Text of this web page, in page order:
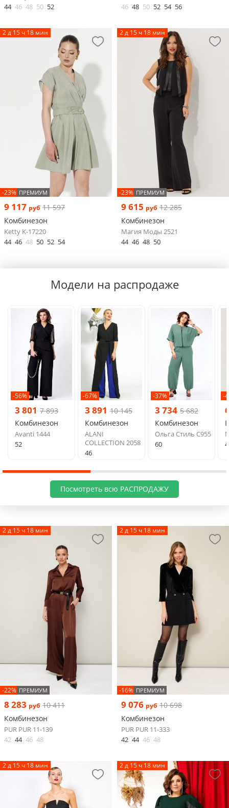
44 46 48 50 52
46 48 50 52 54 56
2 д 15 ч 18 мин
-23% ПРЕМИУМ
9 117 руб 11 597
Комбинезон
Ketty K-17220
44 46 48 50 52 54
2 д 15 ч 18 мин
-23% ПРЕМИУМ
9 615 руб 12 285
Комбинезон
Магия Моды 2521
44 46 48 50
Модели на распродаже
-56%
3 801 7 893
Комбинезон
Avanti 1444
52
-67%
3 891 10 145
Комбинезон
ALANI
COLLECTION 2058
46
-37%
3 734 5 682
Комбинезон
Ольга Стиль С955
60
-
Посмотреть всю РАСПРОДАЖУ
2 д 15 ч 18 мин
-22% ПРЕМИУМ
8 283 руб 10 411
Комбинезон
PUR PUR 11-139
42 44 46 48
2 д 15 ч 18 мин
-16% ПРЕМИУМ
9 076 руб 10 698
Комбинезон
PUR PUR 11-333
42 44 46 48
2 д 15 ч 18 мин 2 д 15 ч 18 мин